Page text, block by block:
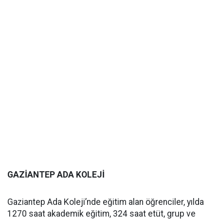
GAZİANTEP ADA KOLEJİ
Gaziantep Ada Koleji’nde eğitim alan öğrenciler, yılda
1270 saat akademik eğitim, 324 saat etüt, grup ve